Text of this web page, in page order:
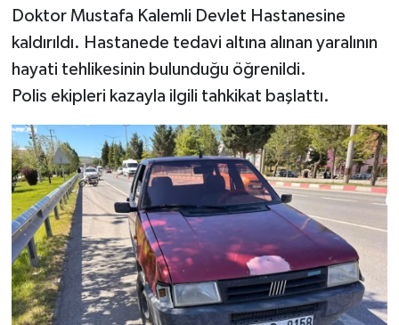
Doktor Mustafa Kalemli Devlet Hastanesine
kaldırıldı. Hastanede tedavi altına alınan yaralının
hayati tehlikesinin bulunduğu öğrenildi.
Polis ekipleri kazayla ilgili tahkikat başlattı.